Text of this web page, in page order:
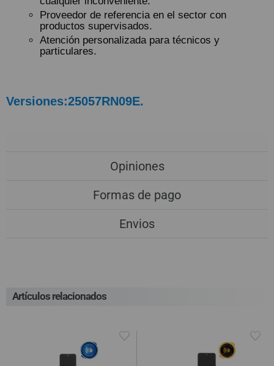
Proveedor de referencia en el sector con
productos supervisados.
Atención personalizada para técnicos y
particulares.
Versiones:25057RN09E.
Opiniones
Formas de pago
Envios
Artículos relacionados